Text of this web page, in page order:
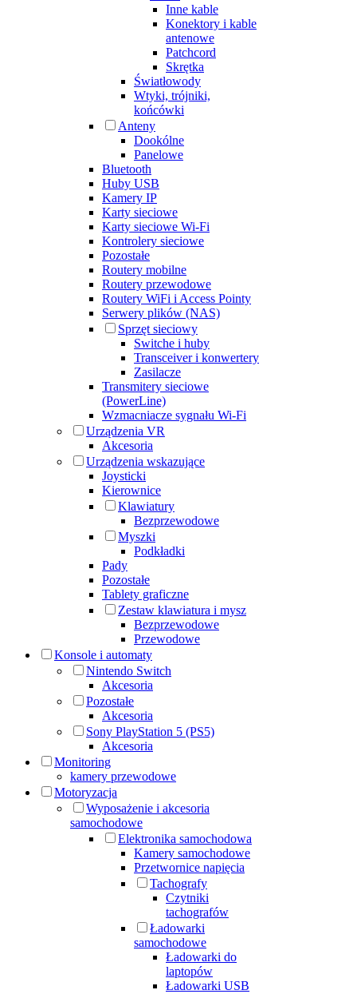
Inne kable
Konektory i kable
antenowe
Patchcord
Skrętka
Światłowody
Wtyki, trójniki,
końcówki
Anteny
Dookólne
Panelowe
Bluetooth
Huby USB
Kamery IP
Karty sieciowe
Karty sieciowe Wi-Fi
Kontrolery sieciowe
Pozostałe
Routery mobilne
Routery przewodowe
Routery WiFi i Access Pointy
Serwery plików (NAS)
Sprzęt sieciowy
Switche i huby
Transceiver i konwertery
Zasilacze
Transmitery sieciowe
(PowerLine)
Wzmacniacze sygnału Wi-Fi
Urządzenia VR
Akcesoria
Urządzenia wskazujące
Joysticki
Kierownice
Klawiatury
Bezprzewodowe
Myszki
Podkładki
Pady
Pozostałe
Tablety graficzne
Zestaw klawiatura i mysz
Bezprzewodowe
Przewodowe
Konsole i automaty
Nintendo Switch
Akcesoria
Pozostałe
Akcesoria
Sony PlayStation 5 (PS5)
Akcesoria
Monitoring
kamery przewodowe
Motoryzacja
Wyposażenie i akcesoria
samochodowe
Elektronika samochodowa
Kamery samochodowe
Przetwornice napięcia
Tachografy
Czytniki
tachografów
Ładowarki
samochodowe
Ładowarki do
laptopów
Ładowarki USB